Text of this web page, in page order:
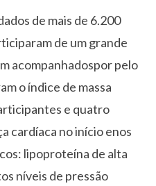
de mais de 6.200
de um grande
acompanhadospor pelo
o índice de massa
e quatro
cardíaca no início enos
lipoproteína de alta
níveis de pressão